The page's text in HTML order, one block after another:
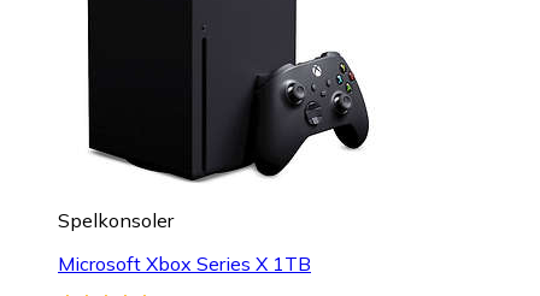
Spelkonsoler
Microsoft Xbox Series X 1TB